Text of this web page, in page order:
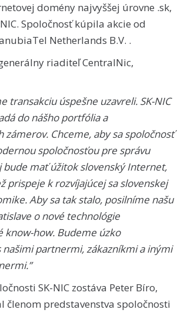
domény najvyššej úrovne .sk,
Spoločnosť kúpila akcie od
Netherlands B.V. .
riaditeľ CentralNic,
transakciu úspešne uzavreli. SK-NIC
do nášho portfólia a
zámerov. Chceme, aby sa spoločnosť
spoločnosťou pre správu
bude mať úžitok slovenský Internet,
prispeje k rozvíjajúcej sa slovenskej
Aby sa tak stalo, posilníme našu
o nové technológie
know-how. Budeme úzko
našimi partnermi, zákazníkmi a inými
SK-NIC zostáva Peter Bíro,
členom predstavenstva spoločnosti